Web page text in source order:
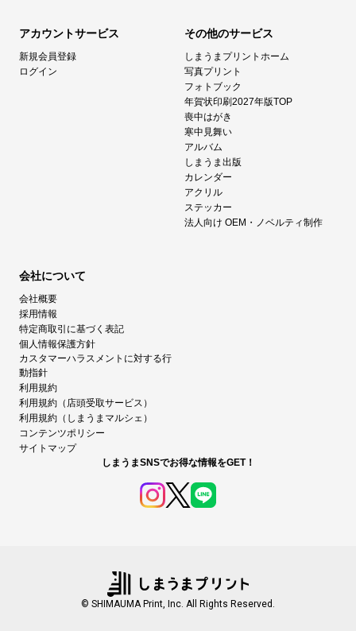
アカウントサービス
新規会員登録
ログイン
その他のサービス
しまうまプリントホーム
写真プリント
フォトブック
年賀状印刷2027年版TOP
喪中はがき
寒中見舞い
アルバム
しまうま出版
カレンダー
アクリル
ステッカー
法人向け OEM・ノベルティ制作
会社について
会社概要
採用情報
特定商取引に基づく表記
個人情報保護方針
カスタマーハラスメントに対する行
動指針
利用規約
利用規約（店頭受取サービス）
利用規約（しまうまマルシェ）
コンテンツポリシー
サイトマップ
しまうまSNSでお得な情報をGET！
© SHIMAUMA Print, Inc. All Rights Reserved.